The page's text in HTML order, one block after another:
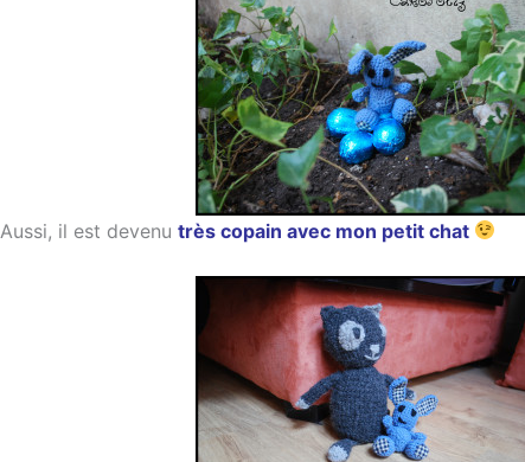
Aussi, il est devenu très copain avec mon petit chat